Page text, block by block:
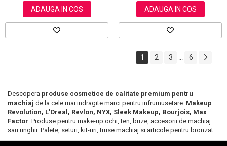
ADAUGA IN COS ADAUGA IN COS
1 2 3 6
Descopera produse cosmetice de calitate premium pentru
machiaj de la cele mai indragite marci pentru infrumusetare: Makeup
Revolution, L'Oreal, Revlon, NYX, Sleek Makeup, Bourjois, Max
Factor . Produse pentru make-up ochi, ten, buze, accesorii de machiaj
sau unghii. Palete, seturi, kit-uri, truse machiaj si articole pentru bronzat.